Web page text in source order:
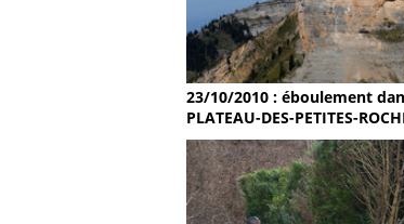
23/10/2010 : éboulement
PLATEAU-DES-PETITES-